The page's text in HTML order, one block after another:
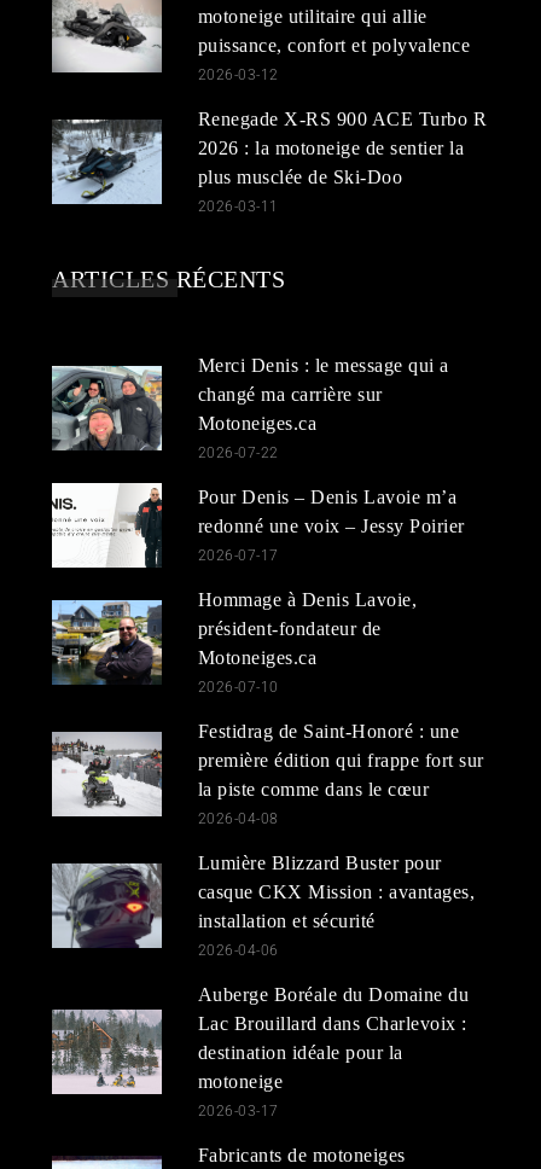
motoneige utilitaire qui allie
puissance, confort et polyvalence
2026-03-12
Renegade X-RS 900 ACE Turbo R
2026 : la motoneige de sentier la
plus musclée de Ski-Doo
2026-03-11
ARTICLES RÉCENTS
Merci Denis : le message qui a
changé ma carrière sur
Motoneiges.ca
2026-07-22
Pour Denis – Denis Lavoie m’a
redonné une voix – Jessy Poirier
2026-07-17
Hommage à Denis Lavoie,
président-fondateur de
Motoneiges.ca
2026-07-10
Festidrag de Saint-Honoré : une
première édition qui frappe fort sur
la piste comme dans le cœur
2026-04-08
Lumière Blizzard Buster pour
casque CKX Mission : avantages,
installation et sécurité
2026-04-06
Auberge Boréale du Domaine du
Lac Brouillard dans Charlevoix :
destination idéale pour la
motoneige
2026-03-17
Fabricants de motoneiges